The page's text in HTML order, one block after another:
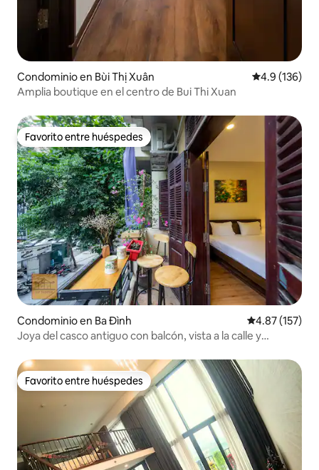
Condominio en Bùi Thị Xuân Calificación
4.9 (136)
Amplia boutique en el centro de Bui Thi Xuan
Favorito entre huéspedes
Favorito entre huéspedes
Condominio en Ba Đình Calificación
4.87 (157)
Joya del casco antiguo con balcón, vista a la calle y
Favorito entre huéspedes
Favorito entre huéspedes